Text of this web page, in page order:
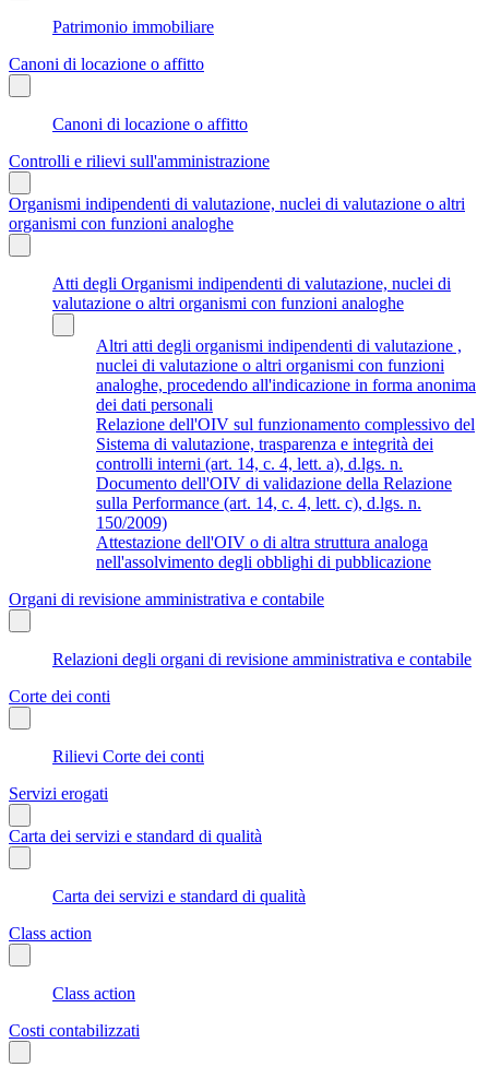
Patrimonio immobiliare
Canoni di locazione o affitto
Canoni di locazione o affitto
Controlli e rilievi sull'amministrazione
Organismi indipendenti di valutazione, nuclei di valutazione o altri
organismi con funzioni analoghe
Atti degli Organismi indipendenti di valutazione, nuclei di
valutazione o altri organismi con funzioni analoghe
Altri atti degli organismi indipendenti di valutazione ,
nuclei di valutazione o altri organismi con funzioni
analoghe, procedendo all'indicazione in forma anonima
dei dati personali
Relazione dell'OIV sul funzionamento complessivo del
Sistema di valutazione, trasparenza e integrità dei
controlli interni (art. 14, c. 4, lett. a), d.lgs. n.
Documento dell'OIV di validazione della Relazione
sulla Performance (art. 14, c. 4, lett. c), d.lgs. n.
150/2009)
Attestazione dell'OIV o di altra struttura analoga
nell'assolvimento degli obblighi di pubblicazione
Organi di revisione amministrativa e contabile
Relazioni degli organi di revisione amministrativa e contabile
Corte dei conti
Rilievi Corte dei conti
Servizi erogati
Carta dei servizi e standard di qualità
Carta dei servizi e standard di qualità
Class action
Class action
Costi contabilizzati